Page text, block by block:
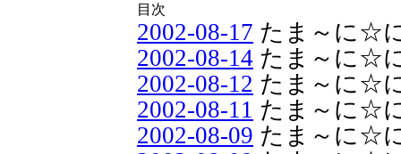
目次
2002-08-17 たま～に☆
2002-08-14 たま～に☆
2002-08-12 たま～に☆
2002-08-11 たま～に☆
2002-08-09 たま～に☆